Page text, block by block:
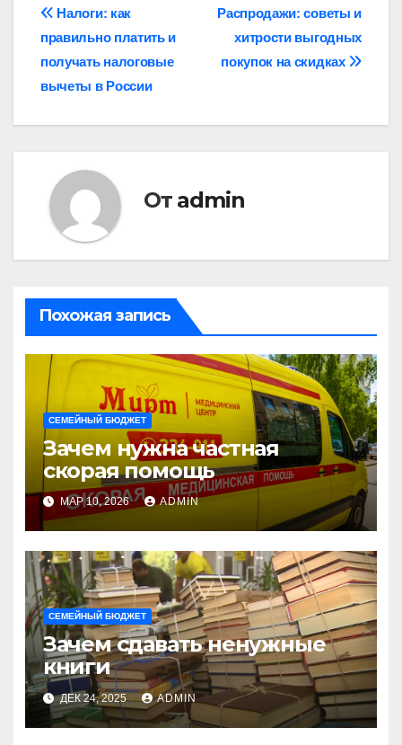
Навигация
по
записям
Распродажи: советы и
хитрости выгодных
покупок на скидках
Налоги: как
правильно платить и
получать налоговые
вычеты в России
От admin
Похожая запись
СЕМЕЙНЫЙ БЮДЖЕТ
Зачем нужна частная
скорая помощь
МАР 10, 2026 ADMIN
СЕМЕЙНЫЙ БЮДЖЕТ
Зачем сдавать ненужные
книги
ДЕК 24, 2025 ADMIN